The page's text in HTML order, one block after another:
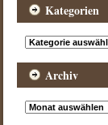
Kategorien
Kategorien
Archiv
Archiv